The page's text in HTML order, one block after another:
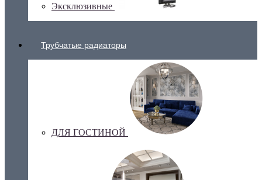
Эксклюзивные
Трубчатые радиаторы
ДЛЯ ГОСТИНОЙ